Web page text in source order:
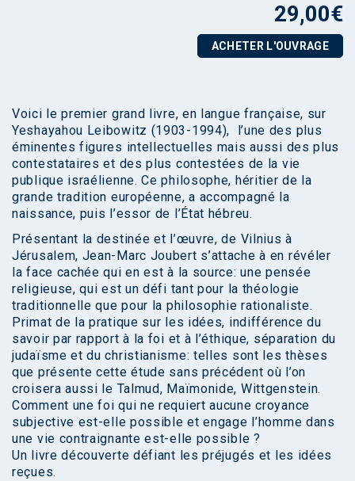
29,00€
ACHETER L'OUVRAGE
Voici le premier grand livre, en langue française, sur
Yeshayahou Leibowitz (1903-1994), l’une des plus
éminentes figures intellectuelles mais aussi des plus
contestataires et des plus contestées de la vie
publique israélienne. Ce philosophe, héritier de la
grande tradition européenne, a accompagné la
naissance, puis l’essor de l’État hébreu.
Présentant la destinée et l’œuvre, de Vilnius à
Jérusalem, Jean-Marc Joubert s’attache à en révéler
la face cachée qui en est à la source: une pensée
religieuse, qui est un défi tant pour la théologie
traditionnelle que pour la philosophie rationaliste.
Primat de la pratique sur les idées, indifférence du
savoir par rapport à la foi et à l’éthique, séparation du
judaïsme et du christianisme: telles sont les thèses
que présente cette étude sans précédent où l’on
croisera aussi le Talmud, Maïmonide, Wittgenstein.
Comment une foi qui ne requiert aucune croyance
subjective est-elle possible et engage l’homme dans
une vie contraignante est-elle possible ?
Un livre découverte défiant les préjugés et les idées
reçues.